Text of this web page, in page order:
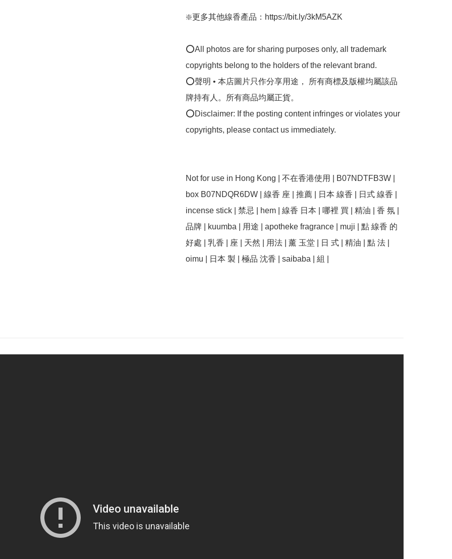
❇️更多其他線香產品：https://bit.ly/3kM5AZK
⭕All photos are for sharing purposes only, all trademark
copyrights belong to the holders of the relevant brand.
⭕聲明 • 本店圖片只作分享用途， 所有商標及版權均屬該品
牌持有人。所有商品均屬正貨。
⭕Disclaimer: If the posting content infringes or violates your
copyrights, please contact us immediately.
Not for use in Hong Kong | 不在香港使用 | B07NDTFB3W |
box B07NDQR6DW | 線香 座 | 推薦 | 日本 線香 | 日式 線香 |
incense stick | 禁忌 | hem | 線香 日本 | 哪裡 買 | 精油 | 香 氛 |
品牌 | kuumba | 用途 | apotheke fragrance | muji | 點 線香 的
好處 | 乳香 | 座 | 天然 | 用法 | 薰 玉堂 | 日 式 | 精油 | 點 法 |
oimu | 日本 製 | 極品 沈香 | saibaba | 組 |